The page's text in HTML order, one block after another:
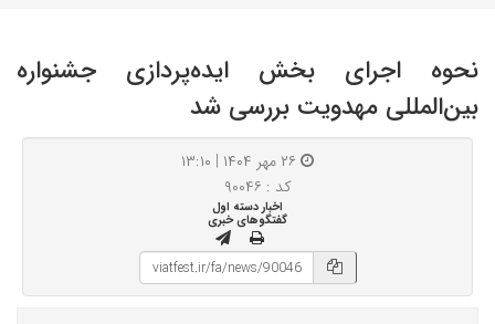
نحوه اجرای بخش ایده‌پردازی جشنواره
بین‌المللی مهدویت بررسی شد
کد : ۹۰۰۴۶
اخبار دسته اول
گفتگوهای خبری